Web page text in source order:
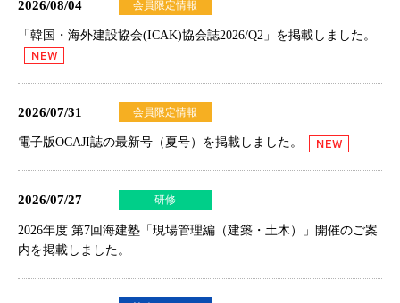
2026/08/04 会員限定情報
「韓国・海外建設協会(ICAK)協会誌2026/Q2」を掲載しました。
2026/07/31 会員限定情報
電子版OCAJI誌の最新号（夏号）を掲載しました。
2026/07/27 研修
2026年度 第7回海建塾「現場管理編（建築・土木）」開催のご案
内を掲載しました。